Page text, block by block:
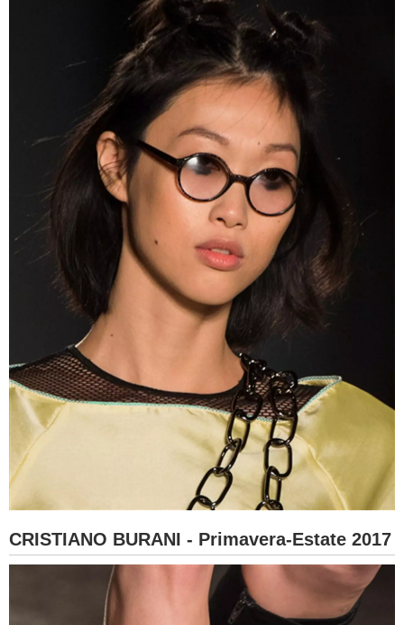
CRISTIANO BURANI - Primavera-Estate 2017